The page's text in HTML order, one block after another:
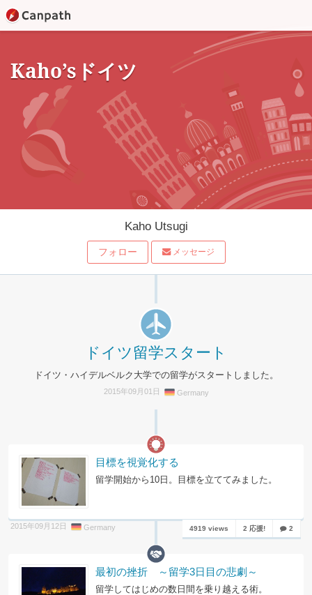
Kaho’sドイツ
Kaho Utsugi
フォロー メッセージ
ドイツ留学スタート
ドイツ・ハイデルベルク大学での留学がスタートしました。
2015年09月01日 Germany
目標を視覚化する
留学開始から10日。目標を立ててみました。
2015年09月12日 Germany 4919 views 2 応援! 2
最初の挫折 ～留学3日目の悲劇～
留学してはじめの数日間を乗り越える術。